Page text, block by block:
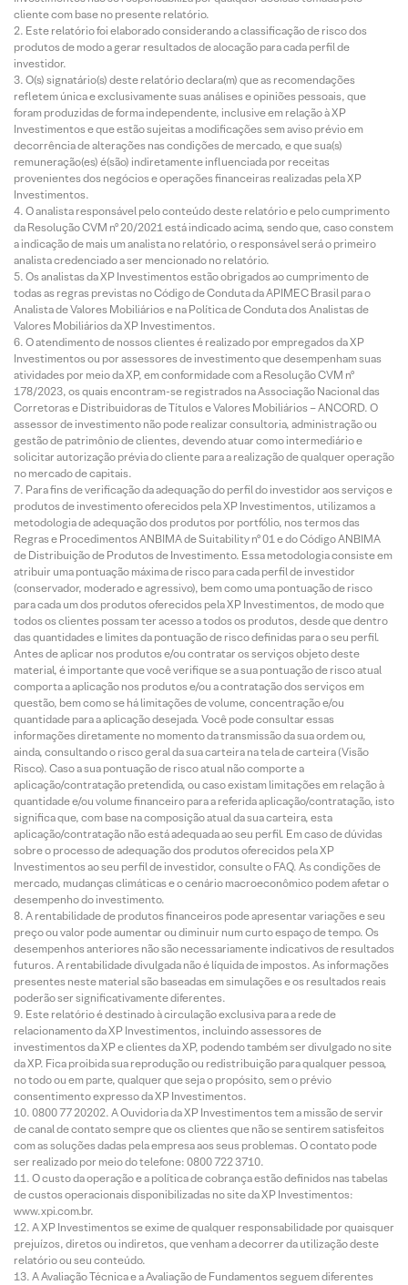
cliente com base no presente relatório.
Este relatório foi elaborado considerando a classificação de risco dos
produtos de modo a gerar resultados de alocação para cada perfil de
investidor.
O(s) signatário(s) deste relatório declara(m) que as recomendações
refletem única e exclusivamente suas análises e opiniões pessoais, que
foram produzidas de forma independente, inclusive em relação à XP
Investimentos e que estão sujeitas a modificações sem aviso prévio em
decorrência de alterações nas condições de mercado, e que sua(s)
remuneração(es) é(são) indiretamente influenciada por receitas
provenientes dos negócios e operações financeiras realizadas pela XP
Investimentos.
O analista responsável pelo conteúdo deste relatório e pelo cumprimento
da Resolução CVM nº 20/2021 está indicado acima, sendo que, caso constem
a indicação de mais um analista no relatório, o responsável será o primeiro
analista credenciado a ser mencionado no relatório.
Os analistas da XP Investimentos estão obrigados ao cumprimento de
todas as regras previstas no Código de Conduta da APIMEC Brasil para o
Analista de Valores Mobiliários e na Política de Conduta dos Analistas de
Valores Mobiliários da XP Investimentos.
O atendimento de nossos clientes é realizado por empregados da XP
Investimentos ou por assessores de investimento que desempenham suas
atividades por meio da XP, em conformidade com a Resolução CVM nº
178/2023, os quais encontram-se registrados na Associação Nacional das
Corretoras e Distribuidoras de Títulos e Valores Mobiliários – ANCORD. O
assessor de investimento não pode realizar consultoria, administração ou
gestão de patrimônio de clientes, devendo atuar como intermediário e
solicitar autorização prévia do cliente para a realização de qualquer operação
no mercado de capitais.
Para fins de verificação da adequação do perfil do investidor aos serviços e
produtos de investimento oferecidos pela XP Investimentos, utilizamos a
metodologia de adequação dos produtos por portfólio, nos termos das
Regras e Procedimentos ANBIMA de Suitability nº 01 e do Código ANBIMA
de Distribuição de Produtos de Investimento. Essa metodologia consiste em
atribuir uma pontuação máxima de risco para cada perfil de investidor
(conservador, moderado e agressivo), bem como uma pontuação de risco
para cada um dos produtos oferecidos pela XP Investimentos, de modo que
todos os clientes possam ter acesso a todos os produtos, desde que dentro
das quantidades e limites da pontuação de risco definidas para o seu perfil.
Antes de aplicar nos produtos e/ou contratar os serviços objeto deste
material, é importante que você verifique se a sua pontuação de risco atual
comporta a aplicação nos produtos e/ou a contratação dos serviços em
questão, bem como se há limitações de volume, concentração e/ou
quantidade para a aplicação desejada. Você pode consultar essas
informações diretamente no momento da transmissão da sua ordem ou,
ainda, consultando o risco geral da sua carteira na tela de carteira (Visão
Risco). Caso a sua pontuação de risco atual não comporte a
aplicação/contratação pretendida, ou caso existam limitações em relação à
quantidade e/ou volume financeiro para a referida aplicação/contratação, isto
significa que, com base na composição atual da sua carteira, esta
aplicação/contratação não está adequada ao seu perfil. Em caso de dúvidas
sobre o processo de adequação dos produtos oferecidos pela XP
Investimentos ao seu perfil de investidor, consulte o FAQ. As condições de
mercado, mudanças climáticas e o cenário macroeconômico podem afetar o
desempenho do investimento.
A rentabilidade de produtos financeiros pode apresentar variações e seu
preço ou valor pode aumentar ou diminuir num curto espaço de tempo. Os
desempenhos anteriores não são necessariamente indicativos de resultados
futuros. A rentabilidade divulgada não é líquida de impostos. As informações
presentes neste material são baseadas em simulações e os resultados reais
poderão ser significativamente diferentes.
Este relatório é destinado à circulação exclusiva para a rede de
relacionamento da XP Investimentos, incluindo assessores de
investimentos da XP e clientes da XP, podendo também ser divulgado no site
da XP. Fica proibida sua reprodução ou redistribuição para qualquer pessoa,
no todo ou em parte, qualquer que seja o propósito, sem o prévio
consentimento expresso da XP Investimentos.
0800 77 20202. A Ouvidoria da XP Investimentos tem a missão de servir
de canal de contato sempre que os clientes que não se sentirem satisfeitos
com as soluções dadas pela empresa aos seus problemas. O contato pode
ser realizado por meio do telefone: 0800 722 3710.
O custo da operação e a política de cobrança estão definidos nas tabelas
de custos operacionais disponibilizadas no site da XP Investimentos:
www.xpi.com.br.
A XP Investimentos se exime de qualquer responsabilidade por quaisquer
prejuízos, diretos ou indiretos, que venham a decorrer da utilização deste
relatório ou seu conteúdo.
A Avaliação Técnica e a Avaliação de Fundamentos seguem diferentes